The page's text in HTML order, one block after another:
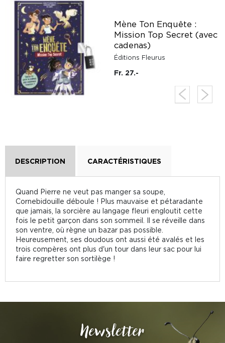
Mène Ton Enquête :
Mission Top Secret (avec
cadenas)
Éditions Fleurus
Fr. 27.-
DESCRIPTION CARACTÉRISTIQUES
Quand Pierre ne veut pas manger sa soupe,
Cornebidouille déboule ! Plus mauvaise et pétaradante
que jamais, la sorcière au langage fleuri engloutit cette
fois le petit garçon dans son sommeil. Il se réveille dans
son ventre, où règne un bazar pas possible.
Heureusement, ses doudous ont aussi été avalés et les
trois compères ont plus d'un tour dans leur sac pour lui
faire regretter son sortilège !
Newsletter